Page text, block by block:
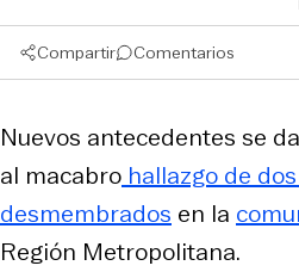
Compartir Comentarios
Nuevos antecedentes se
al macabro hallazgo de
desmembrados en la
Región Metropolitana.